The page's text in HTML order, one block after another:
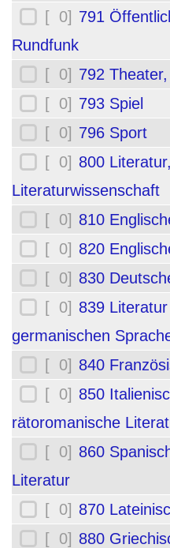
[ 0] 791
Rundfunk
[ 0] 792 Theater,
[ 0] 793 Spiel
[ 0] 796 Sport
[ 0] 800
Literaturwissenschaft
[ 0] 810
[ 0] 820
[ 0] 830
[ 0] 839
germanischen
[ 0] 840
[ 0] 850
rätoromanische
[ 0] 860
Literatur
[ 0] 870
[ 0] 880